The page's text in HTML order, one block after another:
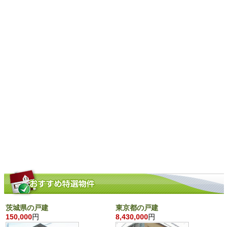
茨城県の戸建
150,000円
東京都の戸建
8,430,000円